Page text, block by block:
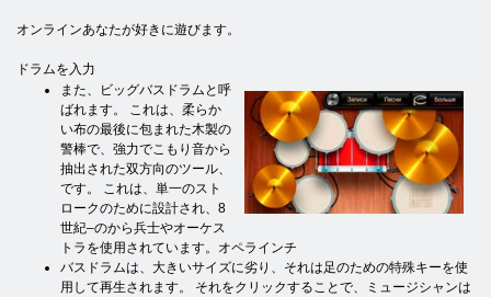
オンラインあなたが好きに遊びます。
ドラムを入力
また、ビッグバスドラムと呼
ばれます。 これは、柔らか
い布の最後に包まれた木製の
警棒で、強力でこもり音から
抽出された双方向のツール、
です。 これは、単一のスト
ロークのために設計され、8
世紀–のから兵士やオーケス
トラを使用されています。オペラインチ
バスドラムは、大きいサイズに劣り、それは足のための特殊キーを使
用して再生されます。 それをクリックすることで、ミュージシャンは